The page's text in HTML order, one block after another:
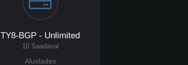
TY8-BGP - Unlimited
10 Saadaval
Alustades